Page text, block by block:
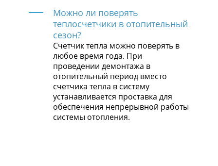
Можно ли поверять
теплосчетчики в отопительный
сезон?
Счетчик тепла можно поверять в
любое время года. При
проведении демонтажа в
отопительный период вместо
счетчика тепла в систему
устанавливается проставка для
обеспечения непрерывной работы
системы отопления.